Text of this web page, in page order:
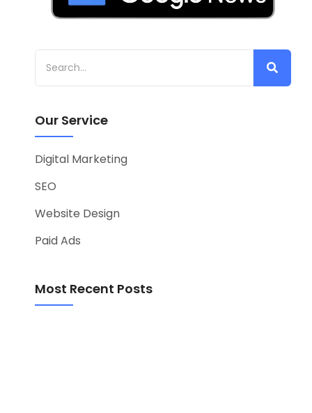
Our Service
Digital Marketing
SEO
Website Design
Paid Ads
Most Recent Posts